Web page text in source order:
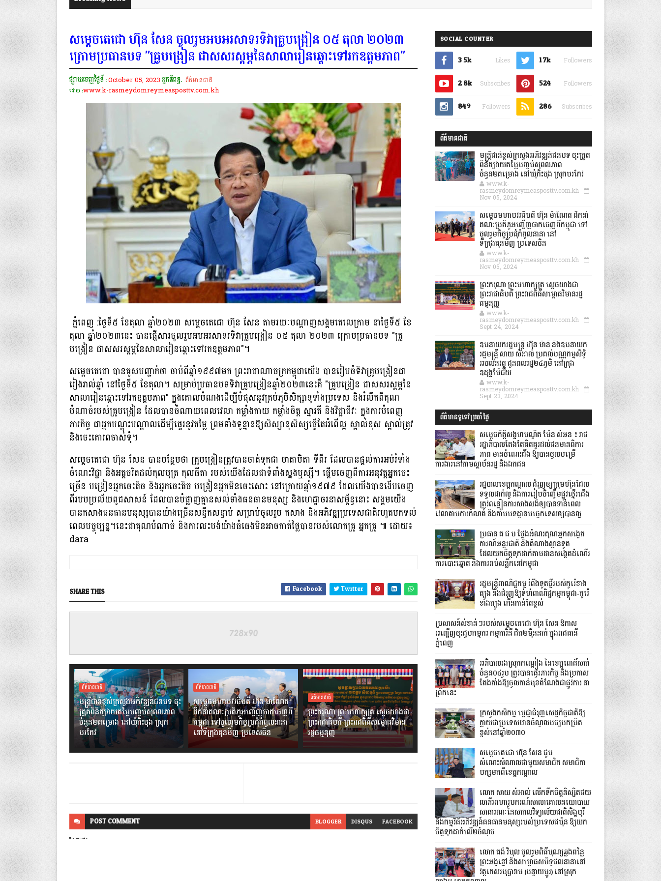
សម្តេចតេជោ ហ៊ុន សែន ចូលរួមអបអរសាទរទិវាគ្រូបង្រៀន ០៥ តុលា ២០២៣
ក្រោមប្រធានបទ "គ្រូបង្រៀន ជាសសរស្តម្ភនៃសាលារៀនឆ្ពោះទៅរកឧត្តមភាព"
ផ្សាយចេញថ្ងៃទី :October 05, 2023អ្នកនិពន្ធ. ព័ត៌មានជាតិ
ដោយ :www.k-rasmeydomreymeasposttv.com.kh
ភ្នំពេញ :ថ្ងៃទី៥ ខែតុលា ឆ្នាំ២០២៣ សម្តេចតេជោ ហ៊ុន សែន តាមរយៈបណ្តាញសង្គមតេលេក្រាម នាថ្ងៃទី៥ ខែ
តុលា ឆ្នាំ២០២៣នេះ បានផ្ញើសារចូលរួមអបអរសាទរទិវាគ្រូបង្រៀន ០៥ តុលា ២០២៣ ក្រោមប្រធានបទ "គ្រូ
បង្រៀន ជាសសរស្តម្ភនៃសាលារៀនឆ្ពោះទៅរកឧត្តមភាព"។
សម្តេចតេជោ បានគូសបញ្ជាក់ថា ចាប់ពីឆ្នាំ១៩៩៧មក ព្រះរាជាណាចក្រកម្ពុជាយើង​ បានរៀបចំទិវាគ្រូបង្រៀនជា
រៀងរាល់ឆ្នាំ នៅថ្ងៃទី៥ ខែតុលា។ សម្រាប់ប្រធានបទទិវាគ្រូបង្រៀនឆ្នាំ២០២៣នេះគឺ "គ្រូបង្រៀន ជាសសរស្តម្ភនៃ
សាលារៀនឆ្ពោះទៅរកឧត្តមភាព" ក្នុងគោលបំណងដើម្បីបំផុសនូវគ្រប់ភូមិសិក្សាទូទាំងប្រទេស និងរំលឹកពីគុណ
បំណាច់របស់គ្រូបង្រៀន ដែលបានចំណាយពេលវេលា កម្លាំងកាយ កម្លាំងចិត្ត ស្មារតី និងវិជ្ជាជីវៈ ក្នុងការបំពេញ
ភារកិច្ច ជាអ្នកបណ្ដុះបណ្ដាលដើម្បីផ្ទេរនូវតម្លៃ ព្រមទាំងទូន្មានឱ្យសិស្សានុសិស្សធ្វើតែអំពើល្អ ស្គាល់ខុស ស្គាល់ត្រូវ
និងចេះគោរពចាស់ទុំ។
សម្តេចតេជោ ហ៊ុន សែន បានបន្ថែមថា គ្រូបង្រៀនត្រូវបានចាត់ទុកជា មាតាបិតា ទីពីរ ដែលបានផ្តល់ការអប់រំទាំង
ចំណេះវិជ្ជា និងអត្តចរិតដល់កុលបុត្រ កុលធីតា របស់យើងដែលជាទំពាំងស្នងឬស្សី។ ផ្តើមចេញពីការអនុវត្តអ្នកចេះ
ច្រើន បង្រៀនអ្នកចេះតិច និងអ្នកចេះតិច បង្រៀនអ្នកមិនចេះសោះ នៅក្រោយឆ្នាំ១៩៧៩ ដែលយើងបានងើបចេញ
ពីរបបប្រល័យពូជសាសន៍ ដែលបានបំផ្លាញគ្មានសល់ទាំងធនធានមនុស្ស និងហេដ្ឋាចរនាសម្ព័ន្ធនោះ សង្គមយើង
បានកសាងធនធានមនុស្សបានយ៉ាងច្រើនសន្ធឹកសន្ធាប់ សម្រាប់ចូលរួម កសាង និងអភិវឌ្ឍប្រទេសជាតិរហូតមកទល់
ពេលបច្ចុប្បន្ន។នេះជាគុណបំណាច់ និងការលះបង់យ៉ាងធំធេងមិនអាចកាត់ថ្លៃបានរបស់លោកគ្រូ អ្នកគ្រូ ៕ ដោយ៖
dara
SHARE THIS Facebook Twitter
ព័ត៌មានជាតិ
មន្ត្រីជាន់ខ្ពស់ក្រសួងអភិវឌ្ឍន៍ជនបទ ចុះ
ត្រួតពិនិត្យវាយតម្លៃបញ្ចប់សុពលភាព
ចំនួន២គម្រោង នៅឃុំកិះចុង ស្រុក
បរកែវ
ព័ត៌មានជាតិ
សម្តេចមហាបវរធិបតី ហ៊ុន ម៉ាណែត
ដឹកនាំគណៈប្រតិភូអញ្ជើញចាកចេញពី
កម្ពុជា ទៅចូលរួមកិច្ចប្រជុំកំពូលនានា
នៅទីក្រុងគុនមិញ ប្រទេសចិន
ព័ត៌មានជាតិ
ព្រះករុណា ព្រះមហាក្សត្រ ស្តេចយាងជា
ព្រះរាជាធិបតី ព្រះរាជពិធីសម្ពោធវិមាន
រដ្ឋធម្មនុញ្ញ
POSTCOMMENT BLOGGER DISQUS FACEBOOK
No comments
SOCIAL COUNTER
3.5k Likes 1.7k Followers
2.8k Subscribes 524 Followers
849 Followers 286 Subscribes
ព័ត៌មានជាតិ
មន្ត្រីជាន់ខ្ពស់ក្រសួងអភិវឌ្ឍន៍ជនបទ ចុះត្រួត
ពិនិត្យវាយតម្លៃបញ្ចប់សុពលភាព
ចំនួន២គម្រោង នៅឃុំកិះចុង ស្រុកបរកែវ
www.k-
rasmeydomreymeasposttv.com.kh
Nov 05, 2024
សម្តេចមហាបវរធិបតី ហ៊ុន ម៉ាណែត ដឹកនាំ
គណៈប្រតិភូអញ្ជើញចាកចេញពីកម្ពុជា ទៅ
ចូលរួមកិច្ចប្រជុំកំពូលនានា នៅ
ទីក្រុងគុនមិញ ប្រទេសចិន
www.k-
rasmeydomreymeasposttv.com.kh
Nov 05, 2024
ព្រះករុណា ព្រះមហាក្សត្រ ស្តេចយាងជា
ព្រះរាជាធិបតី ព្រះរាជពិធីសម្ពោធវិមានរដ្ឋ
ធម្មនុញ្ញ
www.k-
rasmeydomreymeasposttv.com.kh
Sept 24, 2024
ឧបនាយករដ្ឋមន្ដ្រី ហ៊ុន ម៉ានី និងឧបនាយក
រដ្ឋមន្ដ្រី សាយ សំអាល់ ប្រគល់បណ្ណកម្មសិទ្ធិ
អចលនវត្ថុ ជូនពលរដ្ឋ២៤ភូមិ នៅក្រុង
ឧដុង្គម៉ែជ័យ
www.k-
rasmeydomreymeasposttv.com.kh
Sept 23, 2024
ព័ត៌មានទូទៅប្រចាំថ្ងៃ
សម្តេចកិត្តិសង្គហបណ្ឌិត ម៉ែន សំអន ៖ រាជ
រដ្ឋាភិបាលតែងតែគិតគូរដល់ជនមានពិការ
ភាព មានចំណេះដឹង ឱ្យបានចូលបម្រើ
ការងារនៅតាមស្ថាប័នរដ្ឋ និងឯកជន
រដ្ឋបាលខេត្តកណ្ដាល ជំរុញឲ្យក្រុមហ៊ុនដែល
ទទួលដាក់លូ និងការរៀបចិញ្ចើមផ្លូវថ្មើរជើង
ត្រូវពន្លឿនការសាងសង់ឲ្យបានទាន់ពេល
វេលាតាមការកំណត់ និងតាមបទដ្ឋានបច្ចេកទេសឲ្យបានល្អ
ប្រធាន គ.ជ.ប ថ្លែងអំណរគុណអ្នកសង្កេត
ការណ៍អន្តរជាតិ និងតំណាងស្ថានទូត
ដែលយកចិត្តទុកដាក់តាមដានសង្កេតដំណើរ
ការបោះឆ្នោត និងការរាប់សន្លឹកនៅកម្ពុជា
រដ្ឋមន្ត្រីពាណិជ្ជកម្ម រំពឹងទូតថ្មីរបស់កូរ៉េខាង
ត្បូង នឹងជំរុញឱ្យទំហំពាណិជ្ជកម្ម​កម្ពុជា-កូរ៉េ
ខាងត្បូង កើនកាន់តែខ្ពស់
ប្រសាសន៍សំខាន់ៗរបស់សម្តេចតេជោ ហ៊ុន សែន ឱកាស
អញ្ជើញចុះជួបកម្មករ កម្មការិនី ជិត២ម៉ឺននាក់ ក្នុងរាជធានី
ភ្នំពេញ
អភិបាលរងស្រុកកណ្តៀង នៃខេត្តពោធិ៍សាត់
ចំនួន០៤រូប ត្រូវបានផ្ទេរភារកិច្ច និងប្រកាស
តែងតាំងឱ្យចូលកាន់មុខតំណែងជាផ្លូវការ នា
ព្រឹកនេះ
ក្រសួងកសិកម្ម ប្តេជ្ញាជំរុញសេដ្ឋកិច្ចជាតិឱ្យ
ក្លាយជាប្រទេសមានចំណូលមធ្យមកម្រិត
ខ្ពស់​នៅឆ្នាំ២០៣០
សម្តេចតេជោ ហ៊ុន សែន ជួប
សំណេះសំណាលជាមួយសមាជិក សមាជិកា
បក្សមកពីខេត្តកណ្តាល
លោក សាយ សំអាល់ លើកទឹកចិត្តនិស្សិតជយ
លាភីអាហារូបករណ៍សាលាគោលនយោបាយ
សាធារណៈនៃសាកលវិទ្យាល័យជាតិសិង្ហបុរី
និងកម្មវិធីអភិវឌ្ឍន៍ធនធានមនុស្សរបស់ប្រទេសជប៉ុន ឱ្យយក
ចិត្តទុកដាក់លើ២ចំណុច
លោក គង់ វិបុល ចូលរួមពិធីបុណ្យឆ្លងពន្លៃ
ព្រះអង្គខ្មៅ និងសម្ពោធសមិទ្ធផលនានានៅ
វត្តកេសរបុប្ផារាម (បន្ទាយម្ជូរ) នៅស្រុក